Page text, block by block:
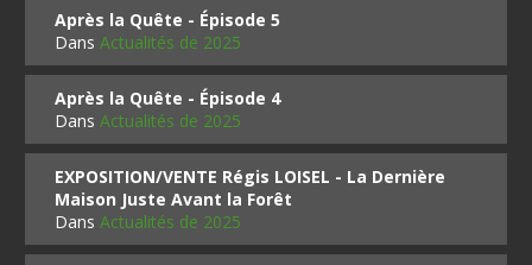
Après la Quête - Épisode 5
DansActualités de 2025
Après la Quête - Épisode 4
DansActualités de 2025
EXPOSITION/VENTE Régis LOISEL - La Dernière
Maison Juste Avant la Forêt
DansActualités de 2025